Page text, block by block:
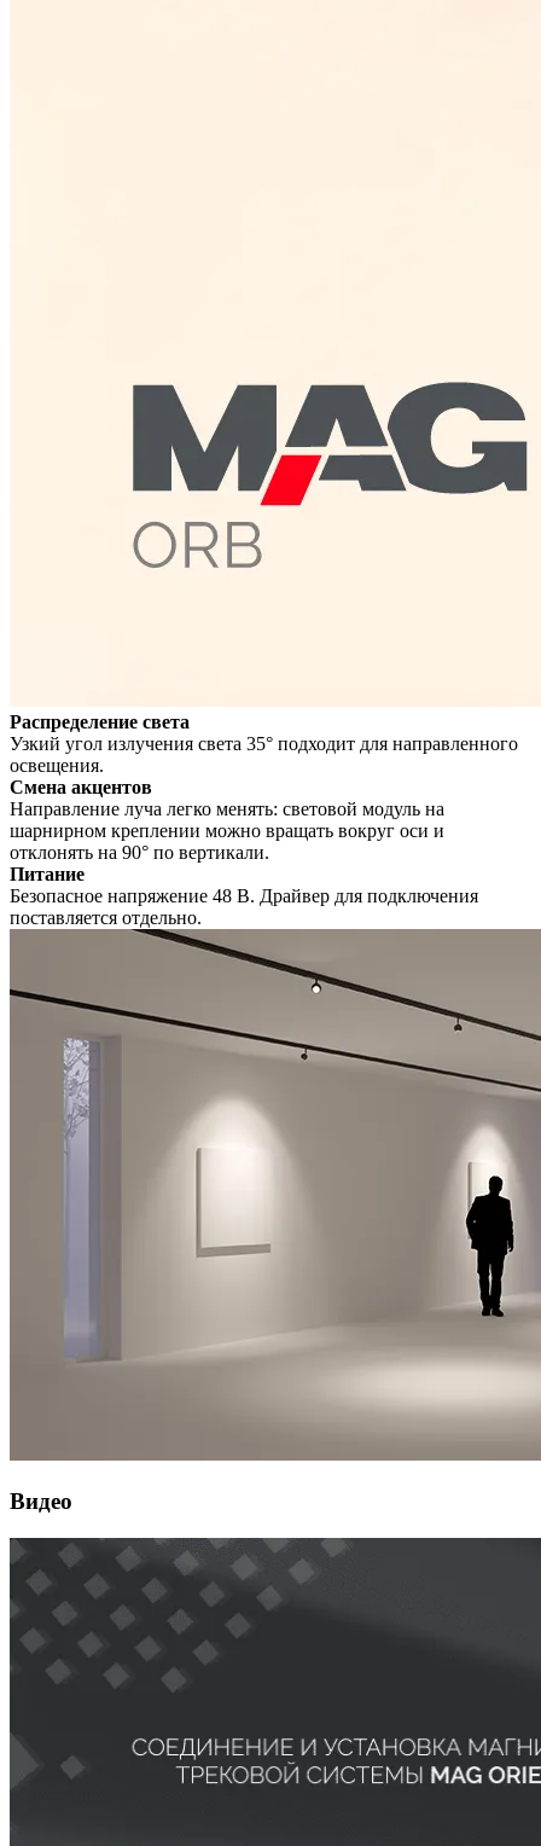
Распределение света
Узкий угол излучения света 35° подходит для направленного
освещения.
Смена акцентов
Направление луча легко менять: световой модуль на
шарнирном креплении можно вращать вокруг оси и
отклонять на 90° по вертикали.
Питание
Безопасное напряжение 48 В. Драйвер для подключения
поставляется отдельно.
Видео